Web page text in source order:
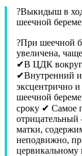
?Выкидыш в
шеечной
?При шеечной
увеличена,
✔В ЦДК вокруг
✔Внутренний и
эксцентрично
шеечной
сроку ✔ Самое
матки,
неподвижно,
цервикальному